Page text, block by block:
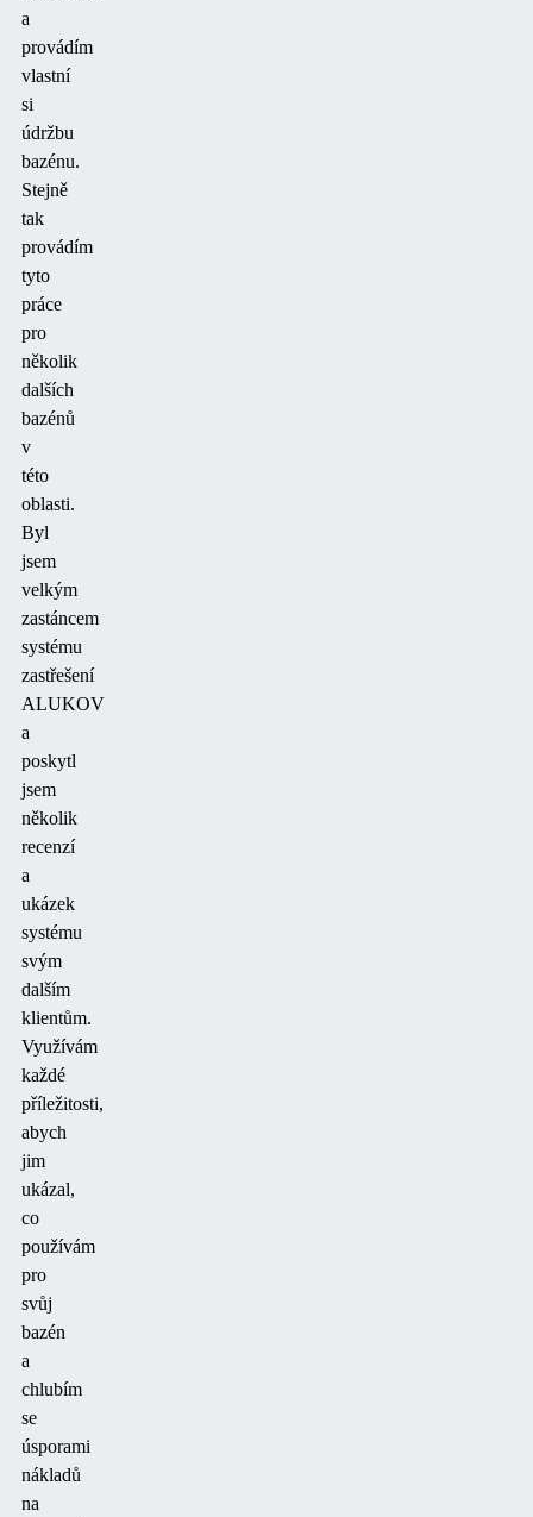
a
provádím
vlastní
si
údržbu
bazénu.
Stejně
tak
provádím
tyto
práce
pro
několik
dalších
bazénů
v
této
oblasti.
Byl
jsem
velkým
zastáncem
systému
zastřešení
ALUKOV
a
poskytl
jsem
několik
recenzí
a
ukázek
systému
svým
dalším
klientům.
Využívám
každé
příležitosti,
abych
jim
ukázal,
co
používám
pro
svůj
bazén
a
chlubím
se
úsporami
nákladů
na